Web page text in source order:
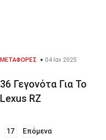
ΜΕΤΑΦΟΡΈΣ 04 Ιαν 2025
36 Γεγονότα Για Το
Lexus RZ
17 Επόμενα